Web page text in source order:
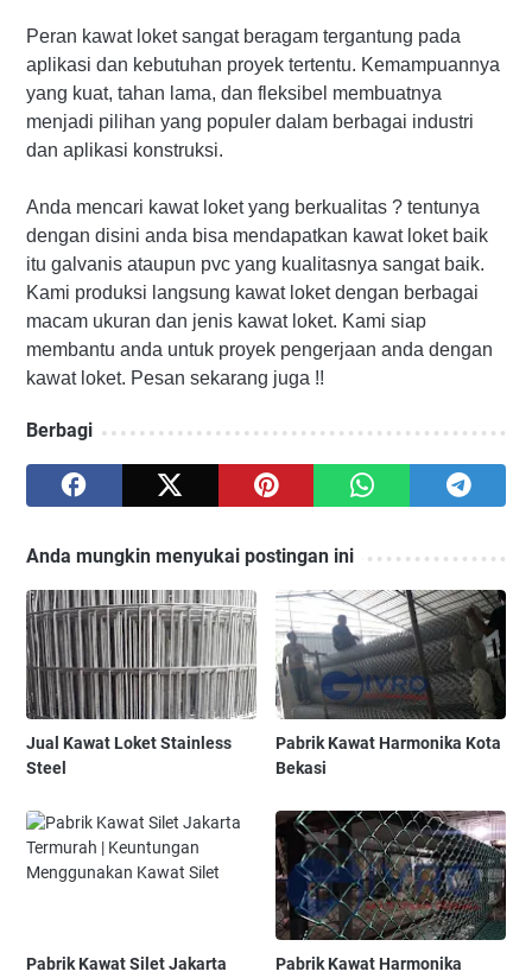
Peran kawat loket sangat beragam tergantung pada
aplikasi dan kebutuhan proyek tertentu. Kemampuannya
yang kuat, tahan lama, dan fleksibel membuatnya
menjadi pilihan yang populer dalam berbagai industri
dan aplikasi konstruksi.
Anda mencari kawat loket yang berkualitas ? tentunya
dengan disini anda bisa mendapatkan kawat loket baik
itu galvanis ataupun pvc yang kualitasnya sangat baik.
Kami produksi langsung kawat loket dengan berbagai
macam ukuran dan jenis kawat loket. Kami siap
membantu anda untuk proyek pengerjaan anda dengan
kawat loket. Pesan sekarang juga !!
Berbagi
Anda mungkin menyukai postingan ini
Jual Kawat Loket Stainless
Steel
Pabrik Kawat Harmonika Kota
Bekasi
Pabrik Kawat Silet Jakarta
Pabrik Kawat Harmonika